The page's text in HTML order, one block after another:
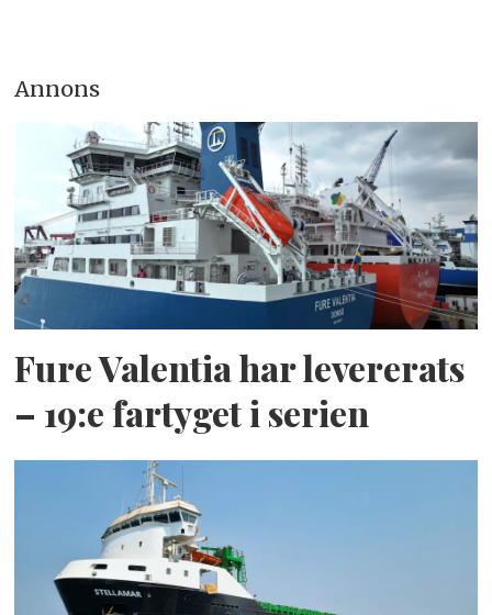
Annons
Fure Valentia har levererats
– 19:e fartyget i serien